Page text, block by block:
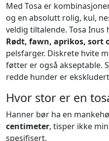
Med Tosa er
og en absolutt rolig, kul,
veldig tiltalende. Tosa
Rødt, fawn, aprikos, sort
pelsfarger. Diskrete hvite
føtter er også akseptable.
redde hunder er
Hvor stor er en
Hanner bør ha en
centimeter, tisper ikke
spesifisert.